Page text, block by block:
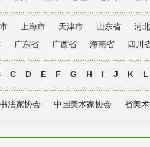
上海市 天津市 山东省 河
广东省 广西省 海南省 四川
C D E F G H I J K L
法家协会 中国美术家协会 省美